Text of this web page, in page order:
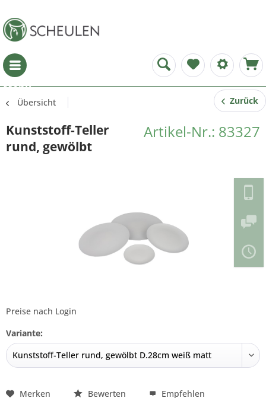
Menü
Übersicht Zurück
Artikel-Nr.: 83327
Kunststoff-Teller
rund, gewölbt
Preise nach Login
Variante:
Merken Bewerten Empfehlen